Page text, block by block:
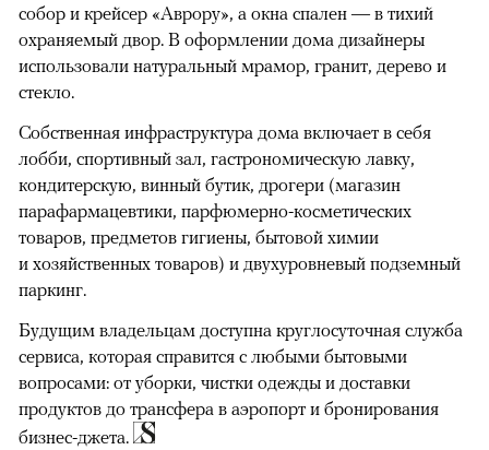
собор и крейсер «Аврору», а окна спален — в тихий
охраняемый двор. В оформлении дома дизайнеры
использовали натуральный мрамор, гранит, дерево и
стекло.
Собственная инфраструктура дома включает в себя
лобби, спортивный зал, гастрономическую лавку,
кондитерскую, винный бутик, дрогери (магазин
парафармацевтики, парфюмерно-косметических
товаров, предметов гигиены, бытовой химии
и хозяйственных товаров) и двухуровневый подземный
паркинг.
Будущим владельцам доступна круглосуточная служба
сервиса, которая справится с любыми бытовыми
вопросами: от уборки, чистки одежды и доставки
продуктов до трансфера в аэропорт и бронирования
бизнес-джета.